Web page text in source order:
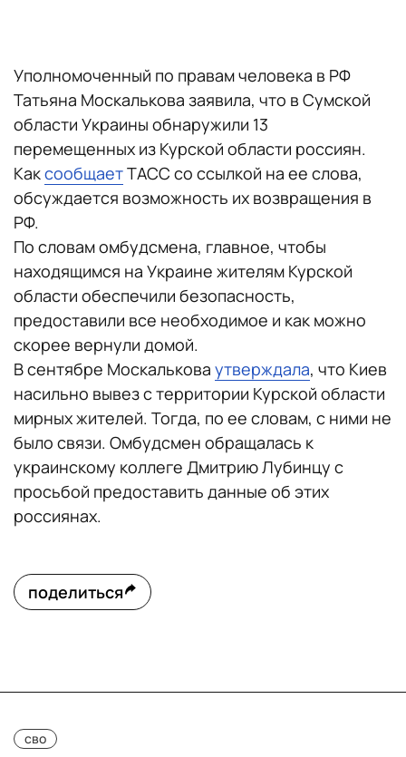
Уполномоченный по правам человека в РФ
Татьяна Москалькова заявила, что в Сумской
области Украины обнаружили 13
перемещенных из Курcкой области роcсиян.
КаксообщаетТАСС со ссылкой на ее слова,
обсуждается возможность их возвращения в
РФ.
По словам омбудсмена, главное, чтобы
находящимся на Украине жителям Курской
области обеспечили бeзопасность,
предоставили все необходимое и как можно
скорее вернули домой.
В сентябре Москалькова утверждала, что Киев
насильно вывез с территории Курской области
мирных жителей. Тогда, по ее словам, с ними не
было связи. Омбудсмен обращалась к
украинскому коллеге Дмитрию Лубинцу с
просьбой предоставить данные об этих
россиянах.
поделиться
сво